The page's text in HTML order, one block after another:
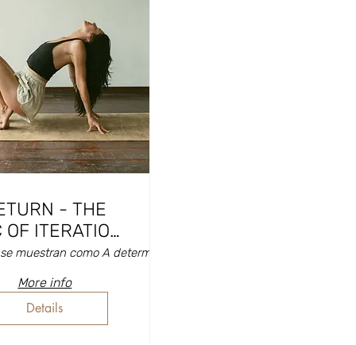
- THE
OF ITERATION
Meghan
Currie
muestran como A determinar
More info
Details